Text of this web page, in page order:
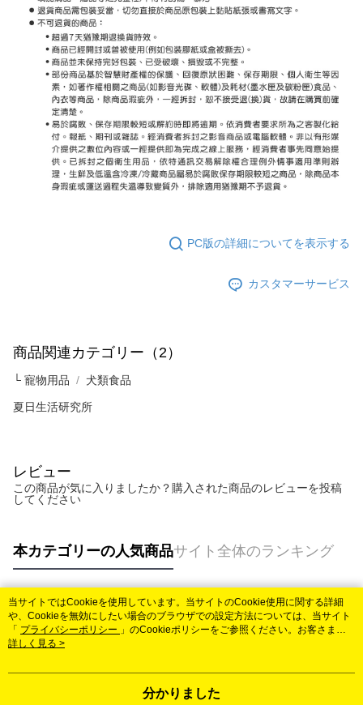
PC版の詳細についてを表示する
カスタマーサービス
商品関連カテゴリー（2）
└ 寵物用品 犬類食品
夏日生活研究所
レビュー
この商品が気に入りましたか？購入された商品のレビューを投稿
してください
本カテゴリーの人気商品サイト全体のランキング
人気タグ
当サイトではCookieを使用しています。当サイトのCookie使用に関する詳細
や、Cookieを無効にしたい場合のブラウザでの設定方法については、当サイト
「 プライバシーポリシー 」のCookieポリシーをご参照ください。お客さま
が、当サイトを引き続き使用される場合、当社がサイト利用規約のCookieポリ
詳しく見る >
分かりました